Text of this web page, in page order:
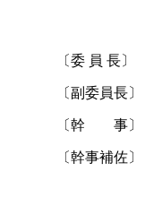
〔委 員 長〕
〔副委員長〕
〔幹 事〕
〔幹事補佐〕